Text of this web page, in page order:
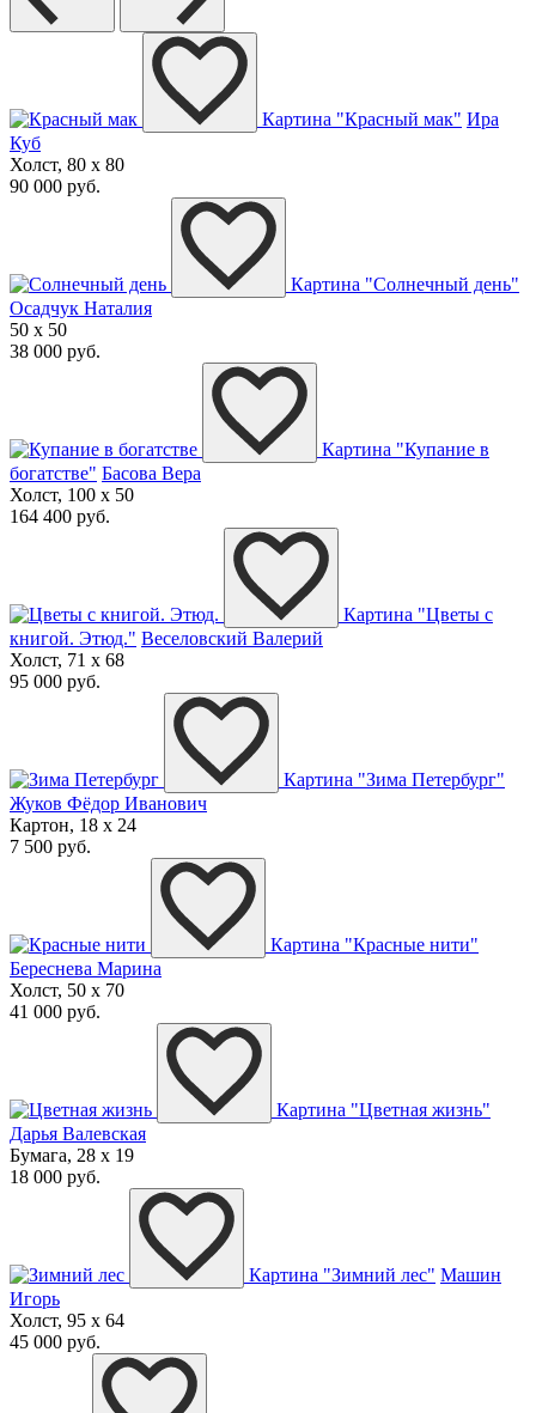
Картина "Красный мак" Ира
Куб
Холст, 80 x 80
90 000 руб.
Картина "Солнечный день"
Осадчук Наталия
50 x 50
38 000 руб.
Картина "Купание в
богатстве" Басова Вера
Холст, 100 x 50
164 400 руб.
Картина "Цветы с
книгой. Этюд." Веселовский Валерий
Холст, 71 x 68
95 000 руб.
Картина "Зима Петербург"
Жуков Фёдор Иванович
Картон, 18 x 24
7 500 руб.
Картина "Красные нити"
Береснева Марина
Холст, 50 x 70
41 000 руб.
Картина "Цветная жизнь"
Дарья Валевская
Бумага, 28 x 19
18 000 руб.
Картина "Зимний лес" Машин
Игорь
Холст, 95 x 64
45 000 руб.